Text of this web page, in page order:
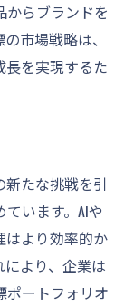
からブランドを
市場戦略は、
を実現するた
たな挑戦を引
います。AIや
はより効率的か
より、企業は
ポートフォリオ